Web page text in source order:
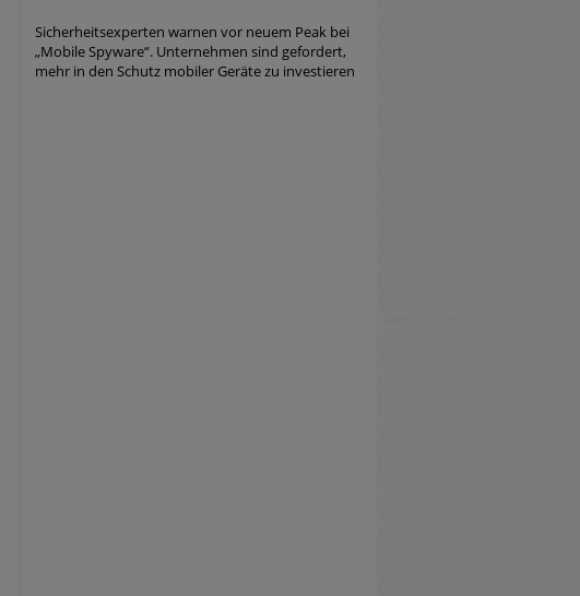
Sicherheitsexperten warnen vor neuem Peak bei
„Mobile Spyware“. Unternehmen sind gefordert,
mehr in den Schutz mobiler Geräte zu investieren